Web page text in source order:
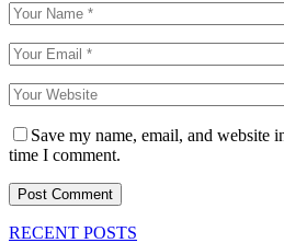
Save my name, email, and website
time I comment.
RECENT POSTS